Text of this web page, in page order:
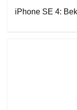
iPhone SE 4: